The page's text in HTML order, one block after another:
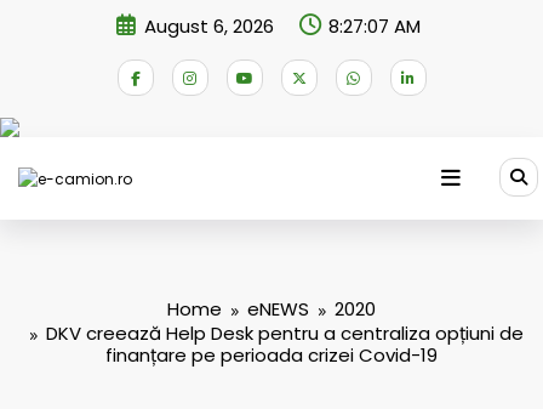
August 6, 2026 8:27:07 AM
Home eNEWS
2020
DKV creează Help Desk pentru a centraliza opțiuni de
finanțare pe perioada crizei Covid-19